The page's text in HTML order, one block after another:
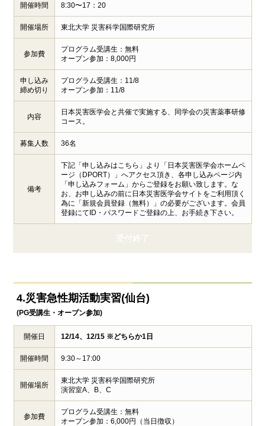
開催時間 8:30〜17：20
開催場所 東北大学 災害科学国際研究所
参加費
プログラム受講生：無料
オープン参加：8,000円
申し込み
締め切り
プログラム受講生：11/8
オープン参加：11/8
内容
日本災害医学会と共催で実施する、同学会の災害薬事研修
コース。
募集人数 36名
備考
下記「申し込みはこちら」より「日本災害医学会ホームペ
ージ（DPORT）」へアクセス頂き、各申し込みページ内
「申し込みフォーム」からご登録をお願い致します。な
お、お申し込みの前に日本災害医学会サイトをご利用頂く
為に「新規会員登録（無料）」の必要がございます。会員
登録にてID・パスワードご登録の上、お手続き下さい。
受付終了
4.災害急性期活動実習(仙台)
(PG受講生・オープン参加)
開催日 12/14、12/15 ※どちらか1日
開催時間 9:30～17:00
開催場所
東北大学 災害科学国際研究所
演習室A、B、C
参加費
プログラム受講生：無料
オープン参加：6,000円（当日徴収）